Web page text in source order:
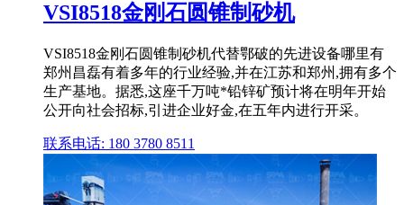
VSI8518金刚石圆锥制砂机
VSI8518金刚石圆锥制砂机代替鄂破的先进设备哪里有
郑州昌磊有着多年的行业经验,并在江苏和郑州,拥有多个
生产基地。据悉,这座千万吨*铅锌矿预计将在明年开始
公开向社会招标,引进企业好金,在五年内进行开采。
联系电话: 180 3780 8511